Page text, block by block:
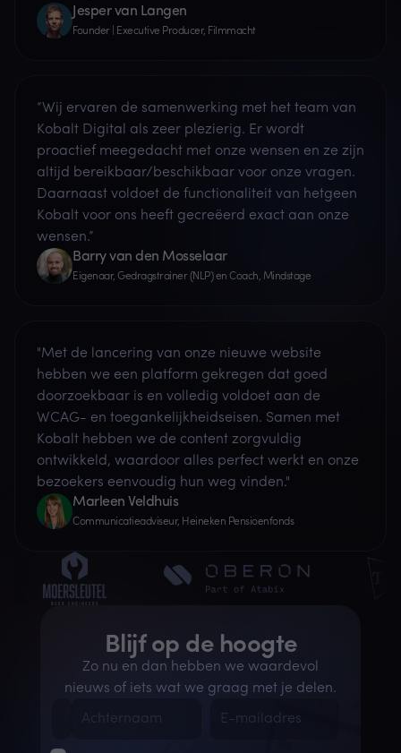
Jesper van Langen
Founder | Executive Producer, Filmmacht
“Wij ervaren de samenwerking met het team van
Kobalt Digital als zeer plezierig. Er wordt
proactief meegedacht met onze wensen en ze zijn
altijd bereikbaar/beschikbaar voor onze vragen.
Daarnaast voldoet de functionaliteit van hetgeen
Kobalt voor ons heeft gecreëerd exact aan onze
wensen.”
Barry van den Mosselaar
Eigenaar, Gedragstrainer (NLP) en Coach, Mindstage
"Met de lancering van onze nieuwe website
hebben we een platform gekregen dat goed
doorzoekbaar is en volledig voldoet aan de
WCAG- en toegankelijkheidseisen. Samen met
Kobalt hebben we de content zorgvuldig
ontwikkeld, waardoor alles perfect werkt en onze
bezoekers eenvoudig hun weg vinden."
Marleen Veldhuis
Communicatie­adviseur, Heineken Pensioenfonds
Blijf op de hoogte
Zo nu en dan hebben we waardevol
nieuws of iets wat we graag met je delen.